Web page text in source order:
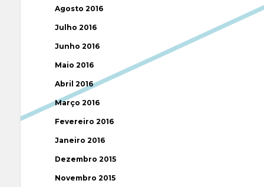
Agosto 2016
Julho 2016
Junho 2016
Maio 2016
Abril 2016
Março 2016
Fevereiro 2016
Janeiro 2016
Dezembro 2015
Novembro 2015